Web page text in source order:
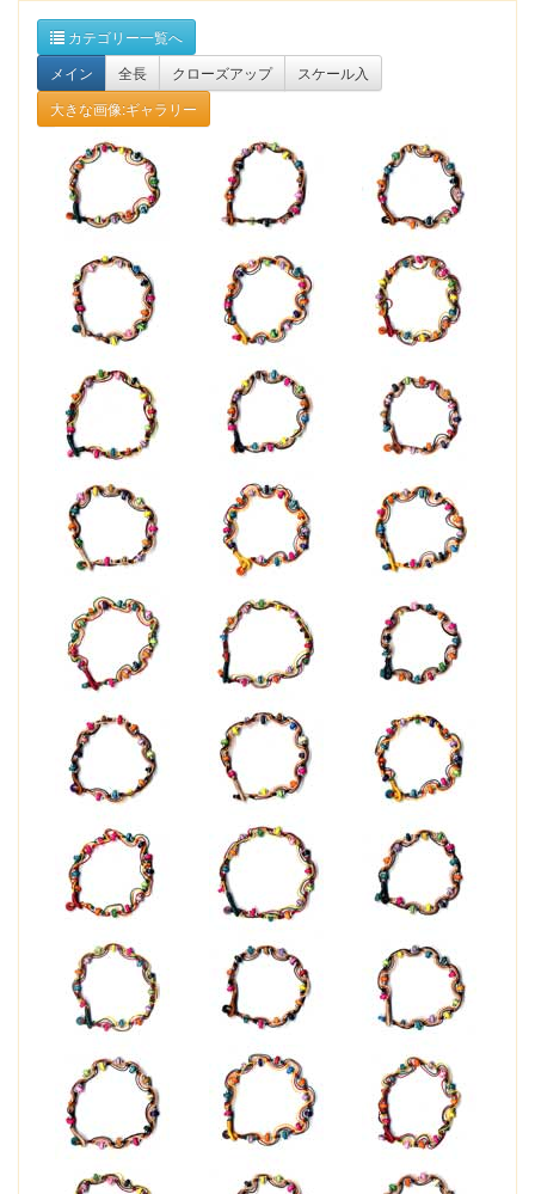
カテゴリー一覧へ
メイン
全長 クローズアップ
スケール入
大きな画像:ギャラリー